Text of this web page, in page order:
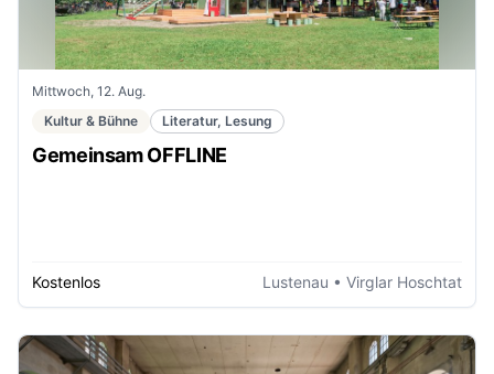
Mittwoch, 12. Aug.
Kultur & Bühne
Literatur, Lesung
Gemeinsam OFFLINE
Kostenlos Lustenau • Virglar Hoschtat